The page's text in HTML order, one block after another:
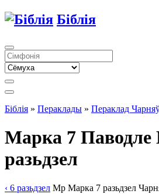
Біблія
Біблія » Пераклады » Пераклад
Марка 7
разьдзел
‹ 6 разьдзел Мр Марка 7 разьдзел